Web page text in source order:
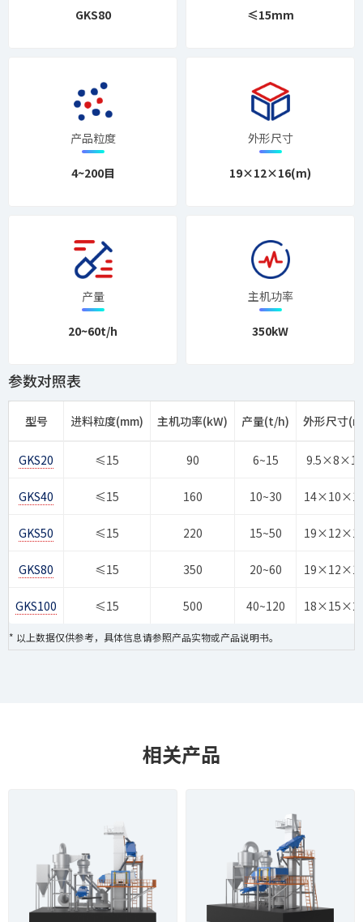
GKS80 ≤15mm
产品粒度
4~200目
外形尺寸
19×12×16(m)
产量
20~60t/h
主机功率
350kW
参数对照表
型号 进料粒度(mm) 主机功率(kW) 产量(t/h) 外形尺寸
GKS20 ≤15 90 6~15 9.5×8×13
GKS40 ≤15 160 10~30
GKS50 ≤15 220 15~50
GKS80 ≤15 350 20~60
GKS100 ≤15 500 40~120
* 以上数据仅供参考，具体信息请参照产品实物或产品说明书。
相关产品